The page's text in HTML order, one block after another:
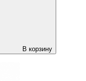
В корзину